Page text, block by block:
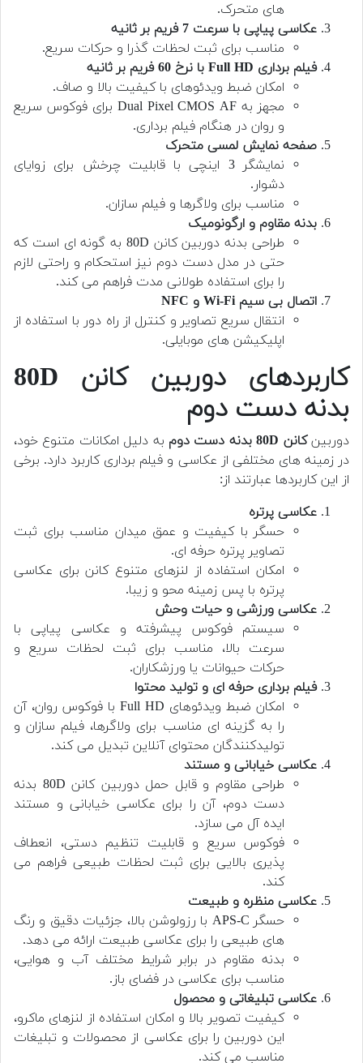
های متحرک.
عکاسی پیاپی با سرعت 7 فریم بر ثانیه
مناسب برای ثبت لحظات گذرا و حرکات سریع.
فیلم برداری Full HD با نرخ 60 فریم بر ثانیه
امکان ضبط ویدئوهای با کیفیت بالا و صاف.
مجهز به Dual Pixel CMOS AF برای فوکوس سریع
و روان در هنگام فیلم برداری.
صفحه نمایش لمسی متحرک
نمایشگر 3 اینچی با قابلیت چرخش برای زوایای
دشوار.
مناسب برای ولاگرها و فیلم سازان.
بدنه مقاوم و ارگونومیک
طراحی بدنه دوربین کانن 80D به گونه ای است که
حتی در مدل دست دوم نیز استحکام و راحتی لازم
را برای استفاده طولانی مدت فراهم می کند.
اتصال بی سیم Wi-Fi و NFC
انتقال سریع تصاویر و کنترل از راه دور با استفاده از
اپلیکیشن های موبایلی.
کاربردهای دوربین کانن 80D
بدنه دست دوم
دوربینکانن 80D بدنه دست دوم
به دلیل امکانات متنوع خود،
در زمینه های مختلفی از عکاسی و فیلم برداری کاربرد دارد. برخی
از این کاربردها عبارتند از:
عکاسی پرتره
حسگر با کیفیت و عمق میدان مناسب برای ثبت
تصاویر پرتره حرفه ای.
امکان استفاده از لنزهای متنوع کانن برای عکاسی
پرتره با پس زمینه محو و زیبا.
عکاسی ورزشی و حیات وحش
سیستم فوکوس پیشرفته و عکاسی پیاپی با
سرعت بالا، مناسب برای ثبت لحظات سریع و
حرکات حیوانات یا ورزشکاران.
فیلم برداری حرفه ای و تولید محتوا
امکان ضبط ویدئوهای Full HD با فوکوس روان، آن
را به گزینه ای مناسب برای ولاگرها، فیلم سازان و
تولیدکنندگان محتوای آنلاین تبدیل می کند.
عکاسی خیابانی و مستند
طراحی مقاوم و قابل حمل دوربین کانن 80D بدنه
دست دوم، آن را برای عکاسی خیابانی و مستند
ایده آل می سازد.
فوکوس سریع و قابلیت تنظیم دستی، انعطاف
پذیری بالایی برای ثبت لحظات طبیعی فراهم می
کند.
عکاسی منظره و طبیعت
حسگر APS-C با رزولوشن بالا، جزئیات دقیق و رنگ
های طبیعی را برای عکاسی طبیعت ارائه می دهد.
بدنه مقاوم در برابر شرایط مختلف آب و هوایی،
مناسب برای عکاسی در فضای باز.
عکاسی تبلیغاتی و محصول
کیفیت تصویر بالا و امکان استفاده از لنزهای ماکرو،
این دوربین را برای عکاسی از محصولات و تبلیغات
مناسب می کند.